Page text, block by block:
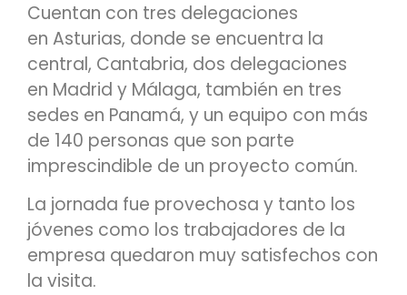
Cuentan con tres delegaciones
en Asturias, donde se encuentra la
central, Cantabria, dos delegaciones
en Madrid y Málaga, también en tres
sedes en Panamá, y un equipo con más
de 140 personas que son parte
imprescindible de un proyecto común.
La jornada fue provechosa y tanto los
jóvenes como los trabajadores de la
empresa quedaron muy satisfechos con
la visita.